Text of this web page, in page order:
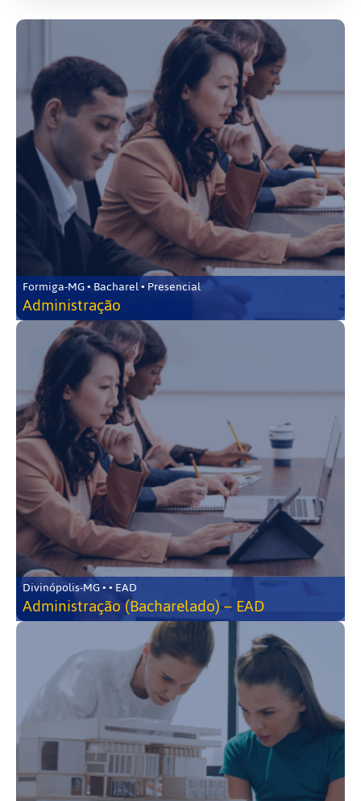
Formiga-MG • Bacharel • Presencial
Administração
Divinópolis-MG • • EAD
Administração (Bacharelado) – EAD